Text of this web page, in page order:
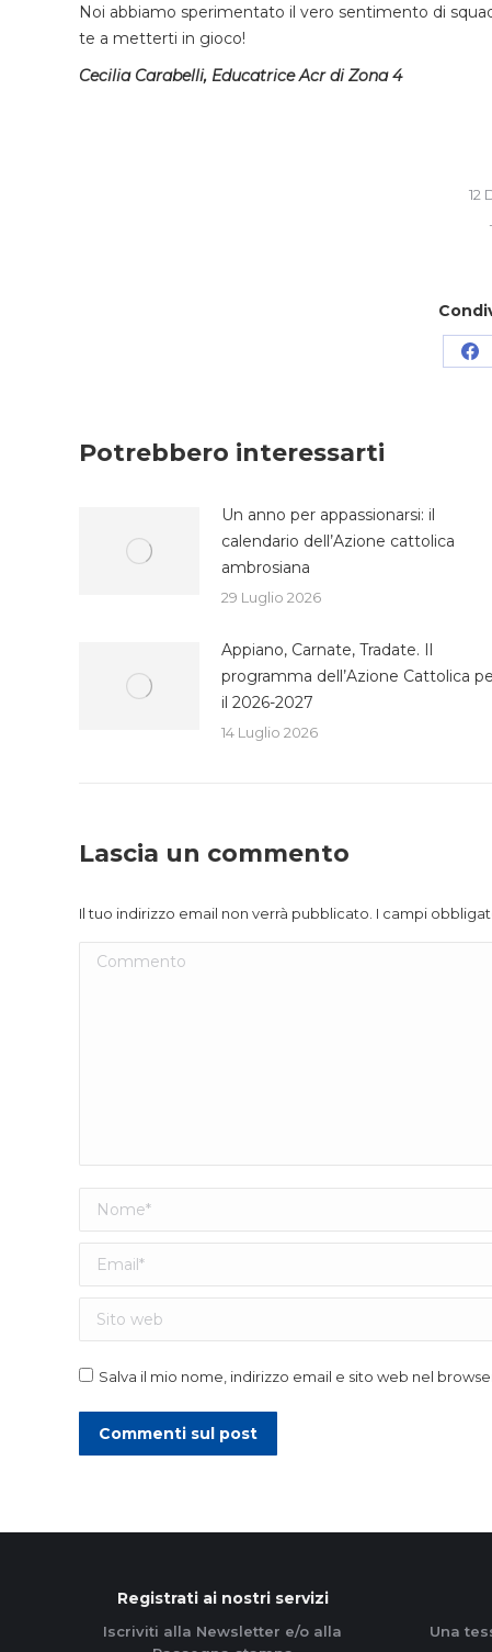
Noi abbiamo sperimentato il vero sentimento di
te a metterti in gioco!
Cecilia Carabelli, Educatrice Acr di Zona 4
12
Potrebbero interessarti
Un anno per appassionarsi: il
calendario dell’Azione cattolica
ambrosiana
29 Luglio 2026
Appiano, Carnate, Tradate. Il
programma dell’Azione Cattolica
il 2026-2027
14 Luglio 2026
Lascia un commento
Il tuo indirizzo email non verrà pubblicato. I campi
Commento
Nome *
Email *
Sito web
Salva il mio nome, indirizzo email e sito web nel
Commenti sul post
Registrati ai nostri servizi
Iscriviti alla Newsletter e/o alla
Una